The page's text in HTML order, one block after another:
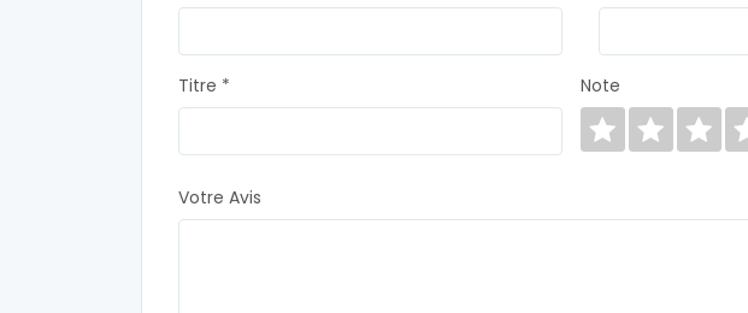
Titre * Note
Votre Avis